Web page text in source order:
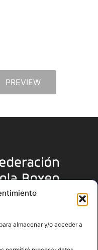
almacenar y/o acceder a
PREVIEW